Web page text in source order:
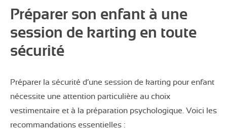
Préparer son enfant à une
session de karting en toute
sécurité
Préparer la sécurité d’une session de karting pour enfant
nécessite une attention particulière au choix
vestimentaire et à la préparation psychologique. Voici les
recommandations essentielles :